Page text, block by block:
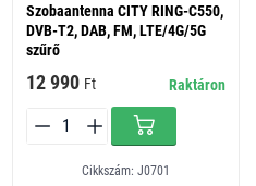
Szobaantenna CITY RING-C550,
DVB-T2, DAB, FM, LTE/4G/5G
szűrő
12 990 Ft Raktáron
Cikkszám: J0701